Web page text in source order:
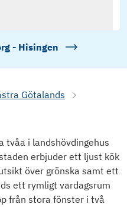
- Hisingen
Götalands
tvåa i landshövdingehus
erbjuder ett ljust kök
över grönska samt ett
ett rymligt vardagsrum
från stora fönster i två